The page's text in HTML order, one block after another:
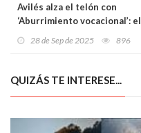
Avilés alza el telón con
‘Aburrimiento vocacional’: el
generación incomprendida
28 de Sep de 2025 896
QUIZÁS TE INTERESE...